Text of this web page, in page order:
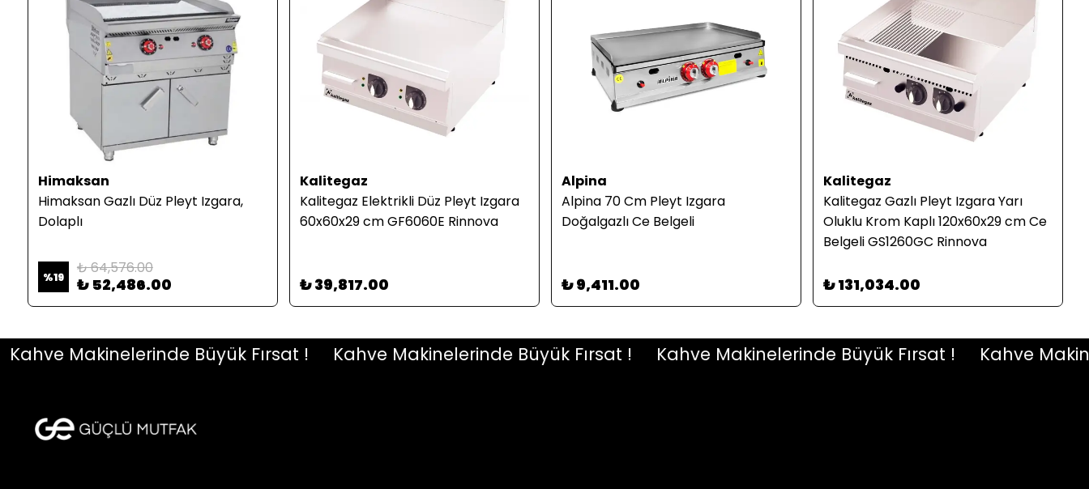
Himaksan
Himaksan Gazlı Düz Pleyt Izgara,
Dolaplı
%19 ₺ 64,576.00
₺ 52,486.00
Kalitegaz
Kalitegaz Elektrikli Düz Pleyt Izgara
60x60x29 cm GF6060E Rinnova
₺ 39,817.00
Alpina
Alpina 70 Cm Pleyt Izgara
Doğalgazlı Ce Belgeli
₺ 9,411.00
Kalitegaz
Kalitegaz Gazlı Pleyt Izgara Yarı
Oluklu Krom Kaplı 120x60x29 cm Ce
Belgeli GS1260GC Rinnova
₺ 131,034.00
Makinelerinde Büyük Fırsat ! Kahve Makinelerinde Büyük Fırsat ! Kahve Makinelerinde Büyük Fırsat ! Kahve